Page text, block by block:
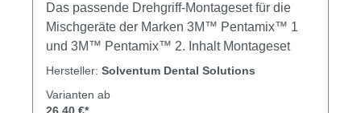
Das passende Drehgriff-Montageset für die
Mischgeräte der Marken 3M™ Pentamix™ 1
und 3M™ Pentamix™ 2. Inhalt Montageset
Hersteller: Solventum Dental Solutions
Varianten ab